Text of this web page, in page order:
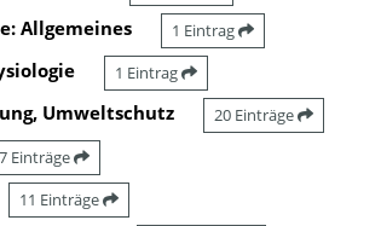
Allgemeines 1 Eintrag
1 Eintrag
Umweltschutz 20 Einträge
Einträge
11 Einträge